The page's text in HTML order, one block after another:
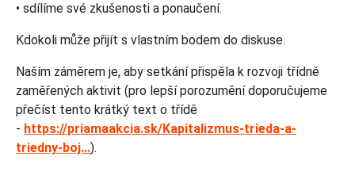
• sdílíme své zkušenosti a ponaučení.
Kdokoli může přijít s vlastním bodem do diskuse.
Naším záměrem je, aby setkání přispěla k rozvoji třídně
zaměřených aktivit (pro lepší porozumění doporučujeme
přečíst tento krátký text o třídě
- https://priamaakcia.sk/Kapitalizmus-trieda-a-
triedny-boj...).